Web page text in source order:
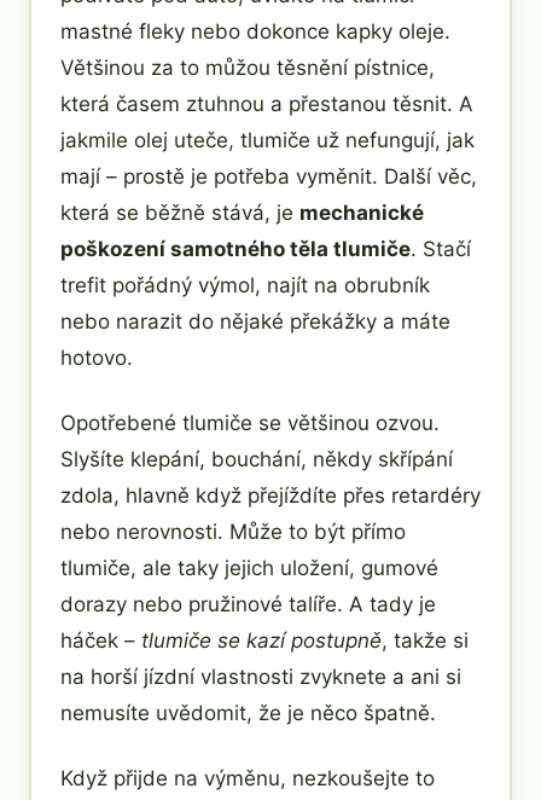
mastné fleky nebo dokonce kapky oleje.
Většinou za to můžou těsnění pístnice,
která časem ztuhnou a přestanou těsnit. A
jakmile olej uteče, tlumiče už nefungují, jak
mají – prostě je potřeba vyměnit. Další věc,
která se běžně stává, je mechanické
poškození samotného těla tlumiče. Stačí
trefit pořádný výmol, najít na obrubník
nebo narazit do nějaké překážky a máte
hotovo.
Opotřebené tlumiče se většinou ozvou.
Slyšíte klepání, bouchání, někdy skřípání
zdola, hlavně když přejíždíte přes retardéry
nebo nerovnosti. Může to být přímo
tlumiče, ale taky jejich uložení, gumové
dorazy nebo pružinové talíře. A tady je
háček – tlumiče se kazí postupně, takže si
na horší jízdní vlastnosti zvyknete a ani si
nemusíte uvědomit, že je něco špatně.
Když přijde na výměnu, nezkoušejte to